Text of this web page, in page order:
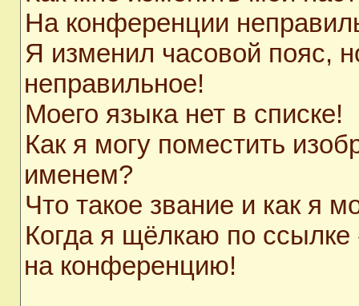
На конференции
Я изменил часовой пояс,
неправильное!
Моего языка нет в списке!
Как я могу поместить
именем?
Что такое звание и как я
Когда я щёлкаю по ссылке
на конференцию!